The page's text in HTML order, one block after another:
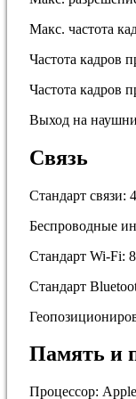
Макс. частота
Частота кадров
Частота кадров
Выход на
Связь
Стандарт связи:
Беспроводные
Стандарт Wi-Fi:
Стандарт
Память и
Процессор: